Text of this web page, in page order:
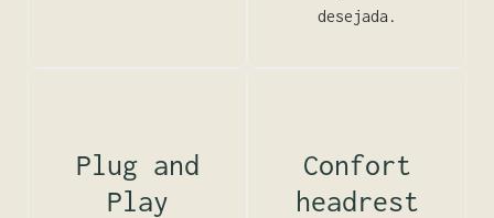
desejada.
Plug and
Play
Confort
headrest